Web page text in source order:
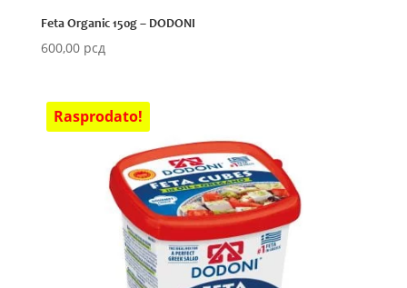
Feta Organic 150g – DODONI
600,00 рсд